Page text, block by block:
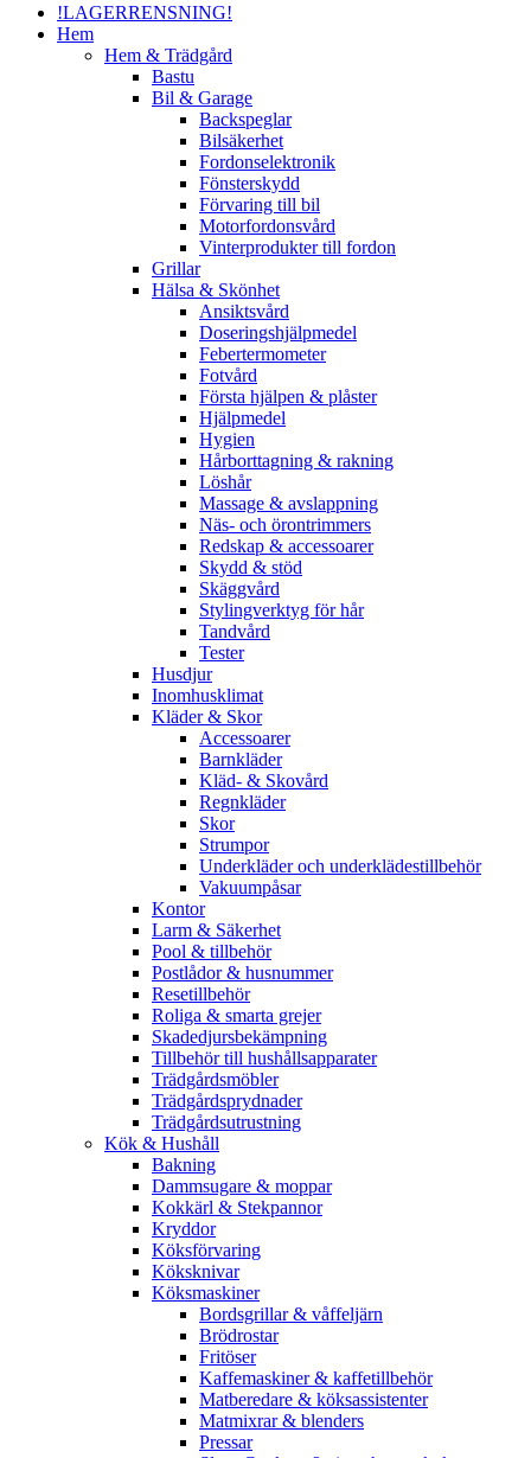
!LAGERRENSNING!
Hem
Hem & Trädgård
Bastu
Bil & Garage
Backspeglar
Bilsäkerhet
Fordonselektronik
Fönsterskydd
Förvaring till bil
Motorfordonsvård
Vinterprodukter till fordon
Grillar
Hälsa & Skönhet
Ansiktsvård
Doseringshjälpmedel
Febertermometer
Fotvård
Första hjälpen & plåster
Hjälpmedel
Hygien
Hårborttagning & rakning
Löshår
Massage & avslappning
Näs- och örontrimmers
Redskap & accessoarer
Skydd & stöd
Skäggvård
Stylingverktyg för hår
Tandvård
Tester
Husdjur
Inomhusklimat
Kläder & Skor
Accessoarer
Barnkläder
Kläd- & Skovård
Regnkläder
Skor
Strumpor
Underkläder och underklädestillbehör
Vakuumpåsar
Kontor
Larm & Säkerhet
Pool & tillbehör
Postlådor & husnummer
Resetillbehör
Roliga & smarta grejer
Skadedjursbekämpning
Tillbehör till hushållsapparater
Trädgårdsmöbler
Trädgårdsprydnader
Trädgårdsutrustning
Kök & Hushåll
Bakning
Dammsugare & moppar
Kokkärl & Stekpannor
Kryddor
Köksförvaring
Köksknivar
Köksmaskiner
Bordsgrillar & våffeljärn
Brödrostar
Fritöser
Kaffemaskiner & kaffetillbehör
Matberedare & köksassistenter
Matmixrar & blenders
Pressar